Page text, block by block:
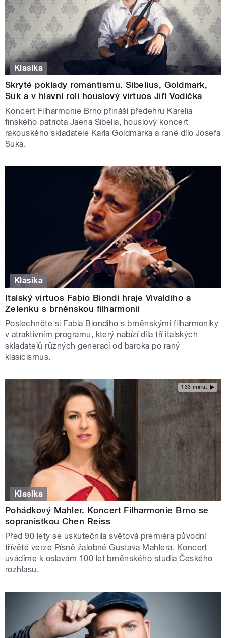
Klasika
Skryté poklady romantismu. Sibelius, Goldmark,
Suk a v hlavní roli houslový virtuos Jiří Vodička
Koncert Filharmonie Brno přináší předehru Karelia
finského patriota Jaena Sibelia, houslový koncert
rakouského skladatele Karla Goldmarka a rané dílo Josefa
Suka.
Klasika
Italský virtuos Fabio Biondi hraje Vivaldiho a
Zelenku s brněnskou filharmonií
Poslechněte si Fabia Biondiho s brněnskými filharmoniky
v atraktivním programu, který nabízí díla tří italských
skladatelů různých generací od baroka po raný
klasicismus.
133 minut
Klasika
Pohádkový Mahler. Koncert Filharmonie Brno se
sopranistkou Chen Reiss
Před 90 lety se uskutečnila světová premiéra původní
třívěté verze Písně žalobné Gustava Mahlera. Koncert
uvádíme k oslavám 100 let brněnského studia Českého
rozhlasu.